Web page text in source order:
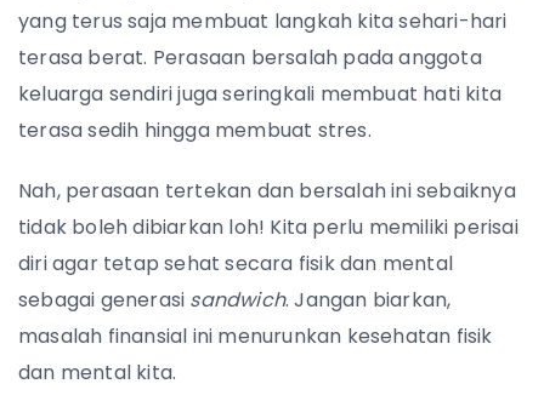
yang terus saja membuat langkah kita sehari-hari
terasa berat. Perasaan bersalah pada anggota
keluarga sendiri juga seringkali membuat hati kita
terasa sedih hingga membuat stres.
Nah, perasaan tertekan dan bersalah ini sebaiknya
tidak boleh dibiarkan loh! Kita perlu memiliki perisai
diri agar tetap sehat secara fisik dan mental
sebagai generasi sandwich. Jangan biarkan,
masalah finansial ini menurunkan kesehatan fisik
dan mental kita.